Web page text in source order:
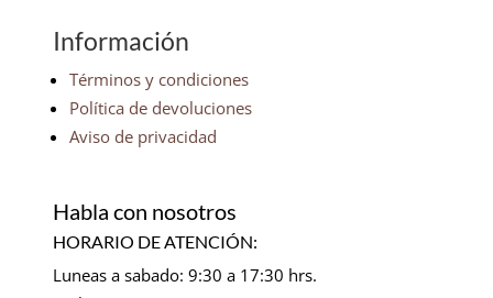
Información
Términos y condiciones
Política de devoluciones
Aviso de privacidad
Habla con nosotros
HORARIO DE ATENCIÓN:
Luneas a sabado: 9:30 a 17:30 hrs.